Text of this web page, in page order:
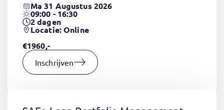
Ma 31 Augustus 2026
09:00 - 16:30
2dagen
Locatie: Online
€1960,-
Inschrijven